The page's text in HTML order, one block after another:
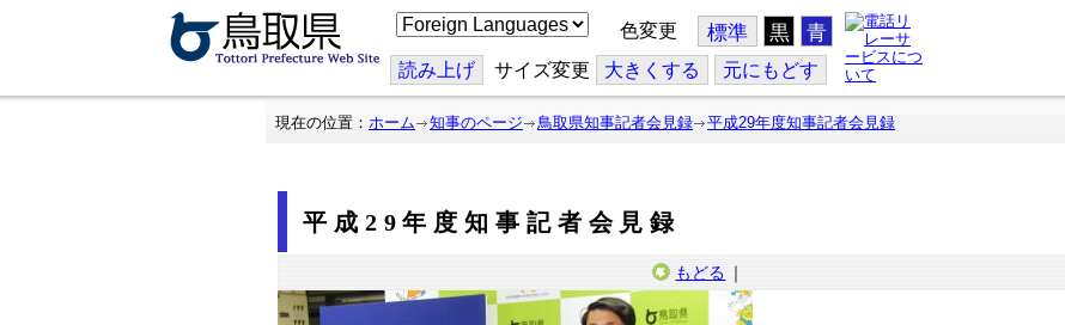
こ
の
ジ
を
翻
色変更 標準 黒 青
読み上げ サイズ変更 大きくする 元にもどす
現在の位置： ホーム 知事のページ 鳥取県知事記者会見録 平成29年度知事記者会見録
平成29年度知事記者会見録
もどる ｜